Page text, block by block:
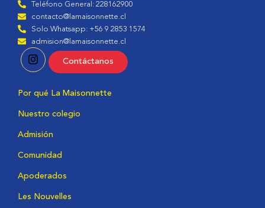
Teléfono General: 228162900
contacto@lamaisonnette.cl
Solo Whatsapp: +56 9 2853 1574
admision@lamaisonnette.cl
Contáctanos
Por qué La Maisonnette
Nuestro colegio
Admisión
Comunidad
Apoderados
Les Nouvelles